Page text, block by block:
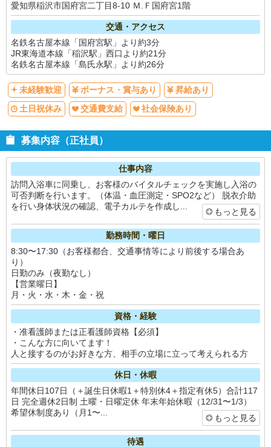
愛知県稲沢市国府宮二丁目8-10 Ｍ.Ｆ国府宮1階
交通・アクセス
名鉄名古屋本線「国府宮駅」より約3分
JR東海道本線「稲沢駅」西口より約21分
名鉄名古屋本線「島氏永駅」より約26分
未経験歓迎 ボーナス・賞与あり
昇給あり
土日祝休み
交通費支給 社会保険あり
募集内容（正社員）
仕事内容
訪問入浴車に同乗し、お客様のバイタルチェックを実施し入浴の
可否判断を行います。（体温・血圧測定・SPO2など） 脱衣介助
を行い身体状況の確認、電子カルテを作成し...
もっと見る
勤務時間・曜日
8:30〜17:30（お客様都合、交通事情等により前後する場合あ
り）
日勤のみ（夜勤なし）
【営業曜日】
月・火・水・木・金・祝
資格・経験
・准看護師または正看護師資格【必須】
・こんな方に向いてます！
人と接するのがお好きな方、相手の立場に立って考えられる方
休日・休暇
年間休日107日（＋誕生日休暇1＋特別休4＋指定有休5）合計117
日 完全週休2日制 土曜・日曜定休 年末年始休暇（12/31〜1/3）
希望休制度あり（月1〜...
もっと見る
待遇